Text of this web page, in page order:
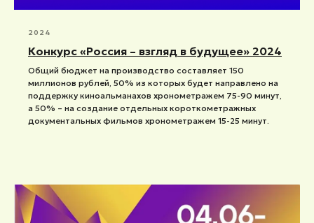
2024
Конкурс «Россия – взгляд в будущее» 2024
Общий бюджет на производство составляет 150
миллионов рублей, 50% из которых будет направлено на
поддержку киноальманахов хронометражем 75-90 минут,
а 50% – на создание отдельных короткометражных
документальных фильмов хронометражем 15-25 минут.